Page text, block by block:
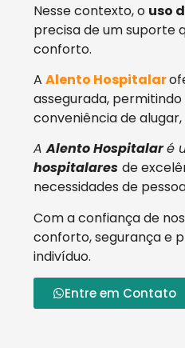
Nesse contexto, o uso
precisa de um suporte
conforto.
A Alento Hospitalar
assegurada,
conveniência de
AAlento Hospitalaré
hospitalares de
necessidades de
Com a confiança de
conforto, segurança e
indivíduo.
Entre em Contato